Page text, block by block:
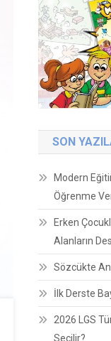
SON
Modern
Öğrenme
Erken
Alanların
Sözcükte
İlk Derste
2026 LGS
Seçilir?